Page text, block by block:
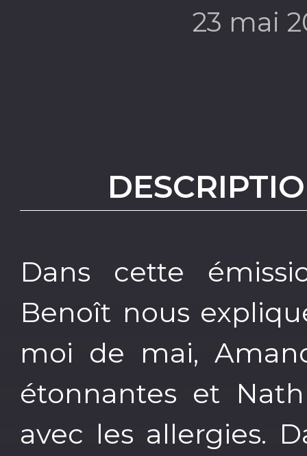
23 mai
Dans cette
Benoît nous
moi de mai,
étonnantes et
avec les allergies.